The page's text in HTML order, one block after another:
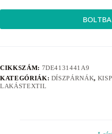
BOLTBA
CIKKSZÁM: 7DE4131441A9
KATEGÓRIÁK: DÍSZPÁRNÁK,
LAKÁSTEXTIL